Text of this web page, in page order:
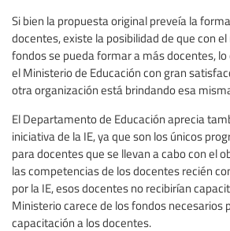
Si bien la propuesta original preveía la
docentes, existe la posibilidad de que con
fondos se pueda formar a más docentes,
el Ministerio de Educación con gran
otra organización está brindando esa
El Departamento de Educación aprecia
iniciativa de la IE, ya que son los únicos
para docentes que se llevan a cabo con el
las competencias de los docentes recién
por la IE, esos docentes no recibirían
Ministerio carece de los fondos necesarios
capacitación a los docentes.